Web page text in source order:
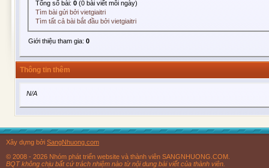
Tổng số bài:0 (0 bài viết mỗi ngày)
Tìm bài gửi bởi vietgiaitri
Tìm tất cả bài bắt đầu bởi vietgiaitri
Giới thiệu tham gia: 0
Thông tin thêm
N/A
Xây dựng bởi SangNhuong.com
© 2008 - 2026 Nhóm phát triển website và thành viên SANGNHUONG.COM.
BQT không chịu bất cứ trách nhiệm nào từ nội dung bài viết của thành viên.